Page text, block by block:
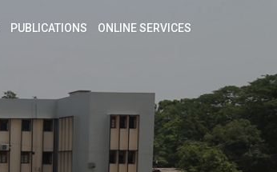
PUBLICATIONS ONLINE SERVICES